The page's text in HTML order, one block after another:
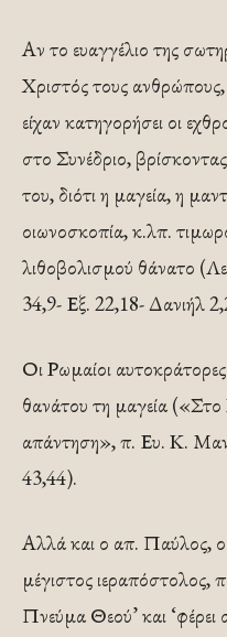
Αν το ευαγγέλιο της
Χριστός τους
είχαν κατηγορήσει οι
στο Συνέδριο,
του, διότι η μαγεία, η
οιωνοσκοπία, κ.λπ.
λιθοβολισμού θάνατο
34,9- Εξ. 22,18- Δανιήλ
Οι Ρωμαίοι
θανάτου τη μαγεία
απάντηση», π. Ευ. Κ.
43,44).
Αλλά και ο απ. Παύλος, ο
μέγιστος ιεραπόστολος,
Πνεύμα Θεού’ και